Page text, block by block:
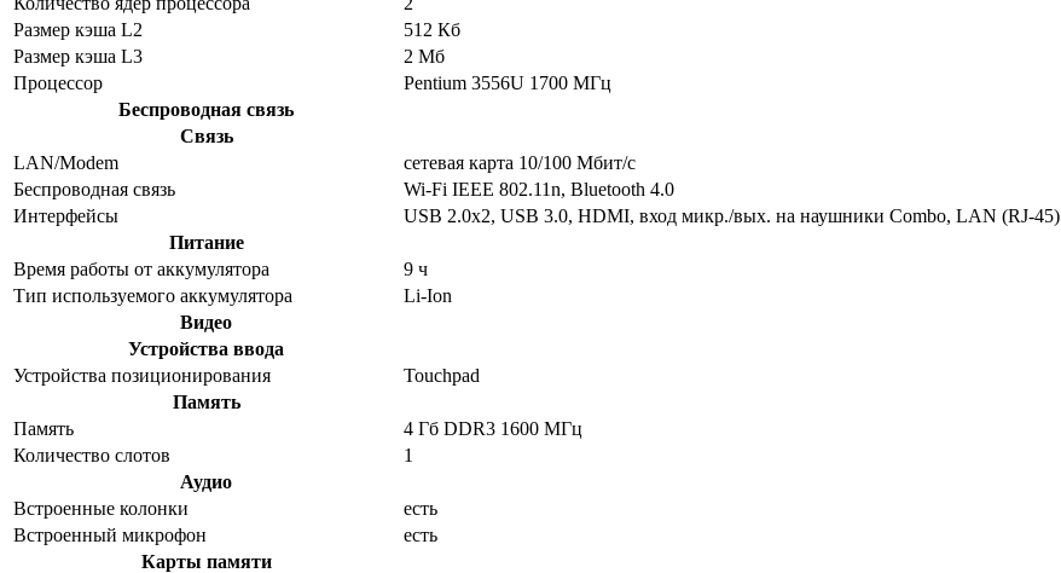
Размер кэша L2
512 Кб
Размер кэша L3
2 Мб
Процессор
Pentium 3556U 1700 МГц
Беспроводная связь
Связь
LAN/Modem
сетевая карта 10/100 Мбит/c
Беспроводная связь
Wi-Fi IEEE 802.11n, Bluetooth 4.0
Интерфейсы
USB 2.0x2, USB 3.0, HDMI, вход микр./вых. на наушники Combo, LAN (RJ-45)
Питание
Время работы от аккумулятора
9 ч
Тип используемого аккумулятора
Li-Ion
Видео
Устройства ввода
Устройства позиционирования
Touchpad
Память
Память
4 Гб DDR3 1600 МГц
Количество слотов
1
Аудио
Встроенные колонки
есть
Встроенный микрофон
есть
Карты памяти